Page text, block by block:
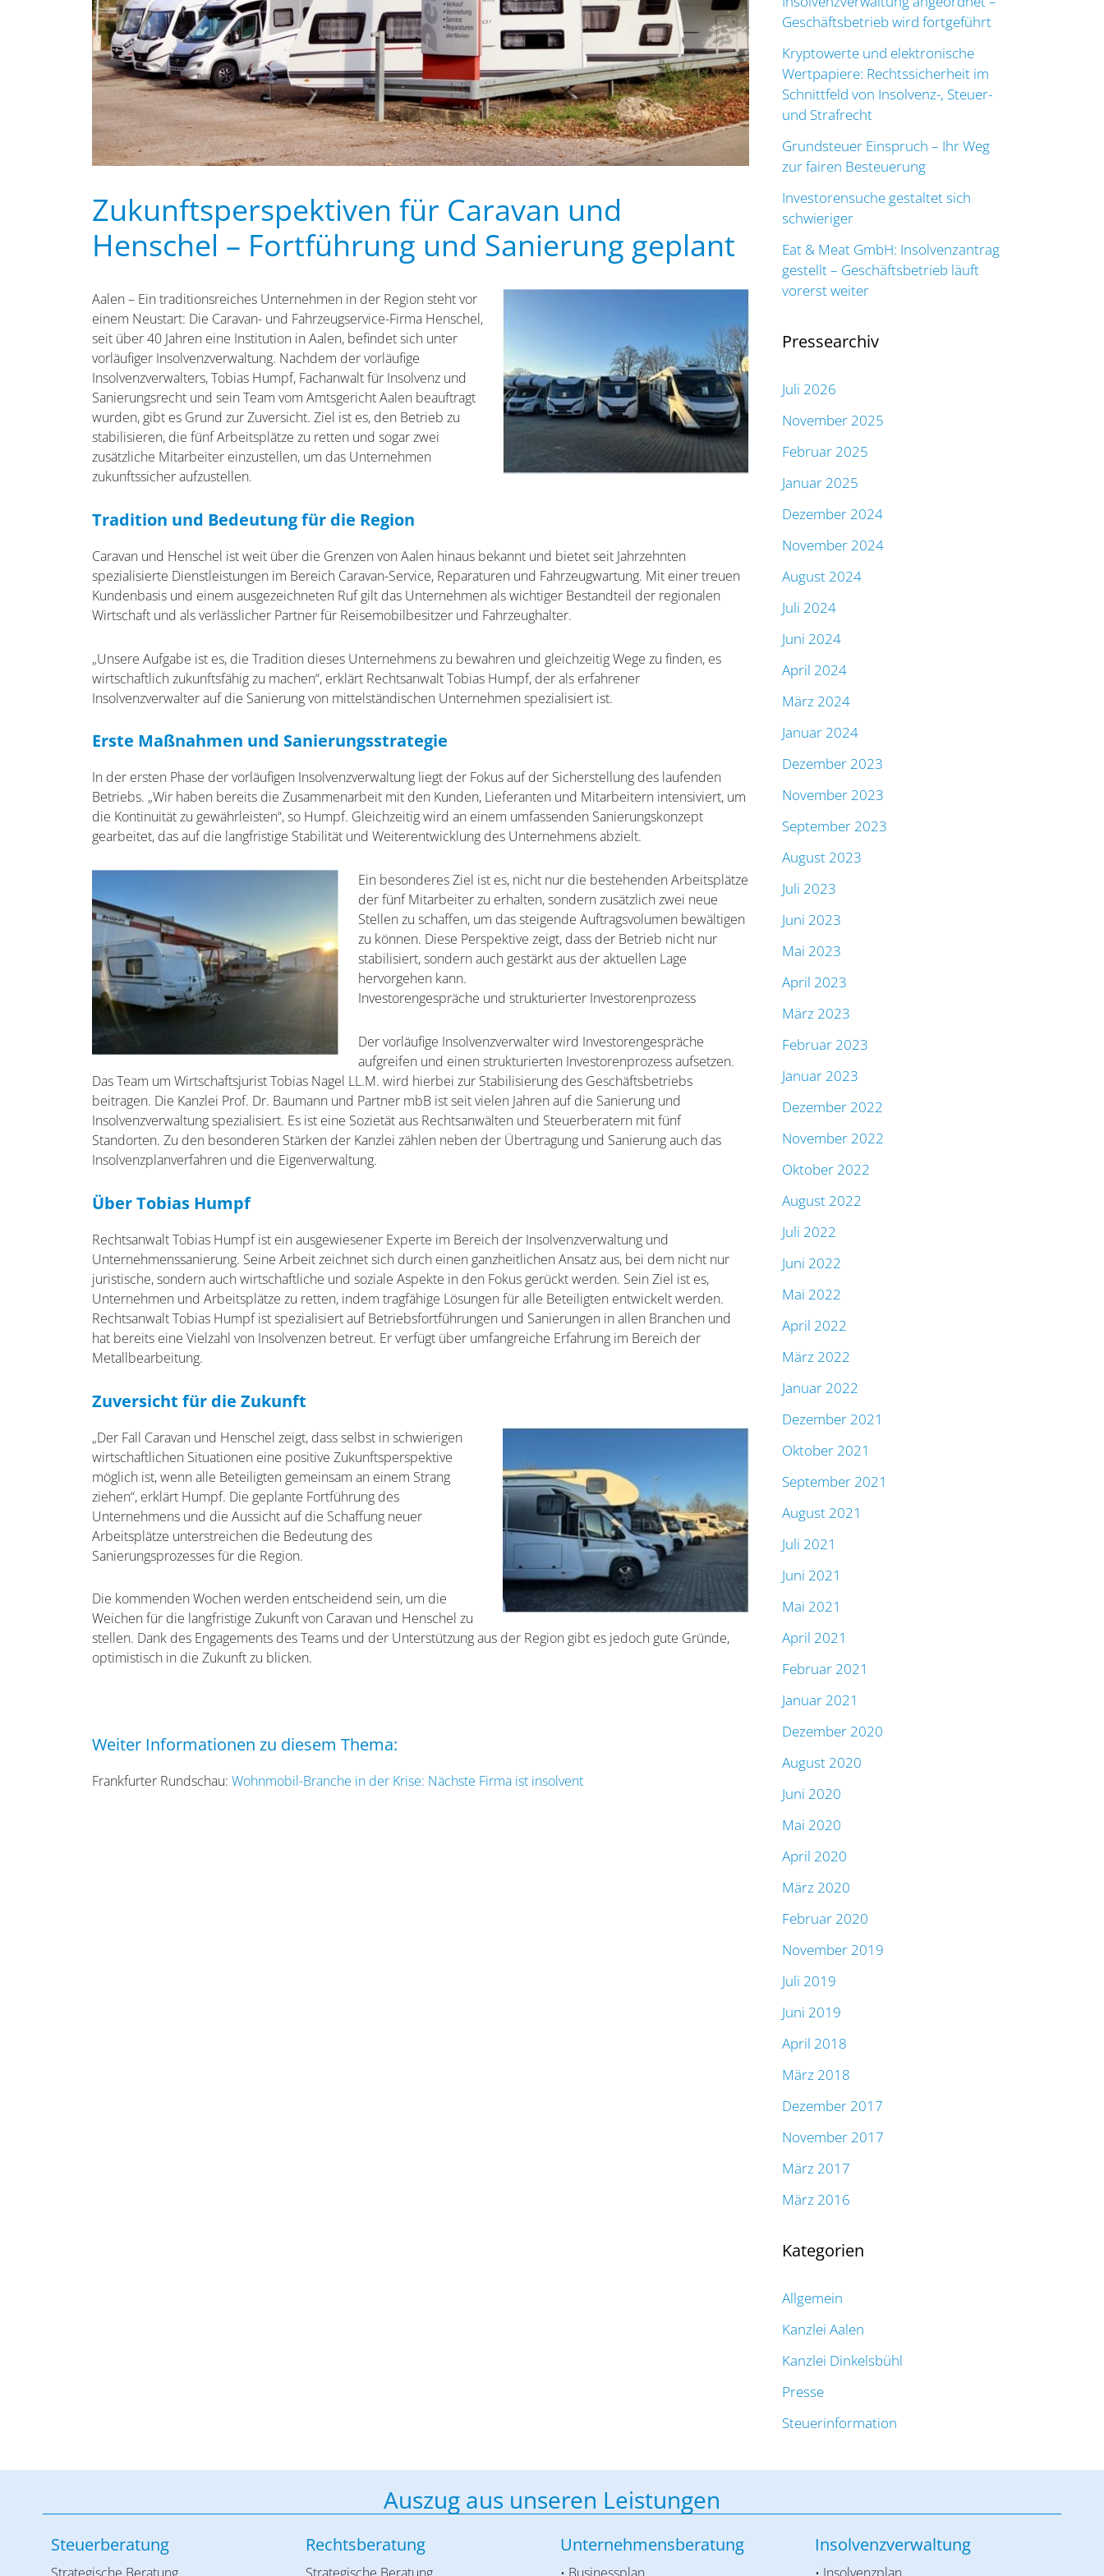
Zukunftsperspektiven für Caravan und
Henschel – Fortführung und Sanierung geplant
Aalen – Ein traditionsreiches Unternehmen in der Region steht vor
einem Neustart: Die Caravan- und Fahrzeugservice-Firma Henschel,
seit über 40 Jahren eine Institution in Aalen, befindet sich unter
vorläufiger Insolvenzverwaltung. Nachdem der vorläufige
Insolvenzverwalters, Tobias Humpf, Fachanwalt für Insolvenz und
Sanierungsrecht und sein Team vom Amtsgericht Aalen beauftragt
wurden, gibt es Grund zur Zuversicht. Ziel ist es, den Betrieb zu
stabilisieren, die fünf Arbeitsplätze zu retten und sogar zwei
zusätzliche Mitarbeiter einzustellen, um das Unternehmen
zukunftssicher aufzustellen.
Tradition und Bedeutung für die Region
Caravan und Henschel ist weit über die Grenzen von Aalen hinaus bekannt und bietet seit Jahrzehnten
spezialisierte Dienstleistungen im Bereich Caravan-Service, Reparaturen und Fahrzeugwartung. Mit einer treuen
Kundenbasis und einem ausgezeichneten Ruf gilt das Unternehmen als wichtiger Bestandteil der regionalen
Wirtschaft und als verlässlicher Partner für Reisemobilbesitzer und Fahrzeughalter.
„Unsere Aufgabe ist es, die Tradition dieses Unternehmens zu bewahren und gleichzeitig Wege zu finden, es
wirtschaftlich zukunftsfähig zu machen“, erklärt Rechtsanwalt Tobias Humpf, der als erfahrener
Insolvenzverwalter auf die Sanierung von mittelständischen Unternehmen spezialisiert ist.
Erste Maßnahmen und Sanierungsstrategie
In der ersten Phase der vorläufigen Insolvenzverwaltung liegt der Fokus auf der Sicherstellung des laufenden
Betriebs. „Wir haben bereits die Zusammenarbeit mit den Kunden, Lieferanten und Mitarbeitern intensiviert, um
die Kontinuität zu gewährleisten“, so Humpf. Gleichzeitig wird an einem umfassenden Sanierungskonzept
gearbeitet, das auf die langfristige Stabilität und Weiterentwicklung des Unternehmens abzielt.
Ein besonderes Ziel ist es, nicht nur die bestehenden Arbeitsplätze
der fünf Mitarbeiter zu erhalten, sondern zusätzlich zwei neue
Stellen zu schaffen, um das steigende Auftragsvolumen bewältigen
zu können. Diese Perspektive zeigt, dass der Betrieb nicht nur
stabilisiert, sondern auch gestärkt aus der aktuellen Lage
hervorgehen kann.
Investorengespräche und strukturierter Investorenprozess
Der vorläufige Insolvenzverwalter wird Investorengespräche
aufgreifen und einen strukturierten Investorenprozess aufsetzen.
Das Team um Wirtschaftsjurist Tobias Nagel LL.M. wird hierbei zur Stabilisierung des Geschäftsbetriebs
beitragen. Die Kanzlei Prof. Dr. Baumann und Partner mbB ist seit vielen Jahren auf die Sanierung und
Insolvenzverwaltung spezialisiert. Es ist eine Sozietät aus Rechtsanwälten und Steuerberatern mit fünf
Standorten. Zu den besonderen Stärken der Kanzlei zählen neben der Übertragung und Sanierung auch das
Insolvenzplanverfahren und die Eigenverwaltung.
Über Tobias Humpf
Rechtsanwalt Tobias Humpf ist ein ausgewiesener Experte im Bereich der Insolvenzverwaltung und
Unternehmenssanierung. Seine Arbeit zeichnet sich durch einen ganzheitlichen Ansatz aus, bei dem nicht nur
juristische, sondern auch wirtschaftliche und soziale Aspekte in den Fokus gerückt werden. Sein Ziel ist es,
Unternehmen und Arbeitsplätze zu retten, indem tragfähige Lösungen für alle Beteiligten entwickelt werden.
Rechtsanwalt Tobias Humpf ist spezialisiert auf Betriebsfortführungen und Sanierungen in allen Branchen und
hat bereits eine Vielzahl von Insolvenzen betreut. Er verfügt über umfangreiche Erfahrung im Bereich der
Metallbearbeitung.
Zuversicht für die Zukunft
„Der Fall Caravan und Henschel zeigt, dass selbst in schwierigen
wirtschaftlichen Situationen eine positive Zukunftsperspektive
möglich ist, wenn alle Beteiligten gemeinsam an einem Strang
ziehen“, erklärt Humpf. Die geplante Fortführung des
Unternehmens und die Aussicht auf die Schaffung neuer
Arbeitsplätze unterstreichen die Bedeutung des
Sanierungsprozesses für die Region.
Die kommenden Wochen werden entscheidend sein, um die
Weichen für die langfristige Zukunft von Caravan und Henschel zu
stellen. Dank des Engagements des Teams und der Unterstützung aus der Region gibt es jedoch gute Gründe,
optimistisch in die Zukunft zu blicken.
Weiter Informationen zu diesem Thema:
Frankfurter Rundschau: Wohnmobil-Branche in der Krise: Nächste Firma ist insolvent
Geschäftsbetrieb wird fortgeführt
Kryptowerte und elektronische
Wertpapiere: Rechtssicherheit im
Schnittfeld von Insolvenz-, Steuer-
und Strafrecht
Grundsteuer Einspruch – Ihr Weg
zur fairen Besteuerung
Investorensuche gestaltet sich
schwieriger
Eat & Meat GmbH: Insolvenzantrag
gestellt – Geschäftsbetrieb läuft
vorerst weiter
Pressearchiv
Juli 2026
November 2025
Februar 2025
Januar 2025
Dezember 2024
November 2024
August 2024
Juli 2024
Juni 2024
April 2024
März 2024
Januar 2024
Dezember 2023
November 2023
September 2023
August 2023
Juli 2023
Juni 2023
Mai 2023
April 2023
März 2023
Februar 2023
Januar 2023
Dezember 2022
November 2022
Oktober 2022
August 2022
Juli 2022
Juni 2022
Mai 2022
April 2022
März 2022
Januar 2022
Dezember 2021
Oktober 2021
September 2021
August 2021
Juli 2021
Juni 2021
Mai 2021
April 2021
Februar 2021
Januar 2021
Dezember 2020
August 2020
Juni 2020
Mai 2020
April 2020
März 2020
Februar 2020
November 2019
Juli 2019
Juni 2019
April 2018
März 2018
Dezember 2017
November 2017
März 2017
März 2016
Kategorien
Allgemein
Kanzlei Aalen
Kanzlei Dinkelsbühl
Presse
Steuerinformation
Auszug aus unseren Leistungen
Steuerberatung Rechtsberatung Unternehmensberatung Insolvenzverwaltung